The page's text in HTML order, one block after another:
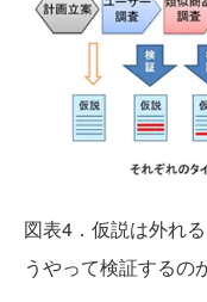
図表4．仮説は外れ
うやって検証するの